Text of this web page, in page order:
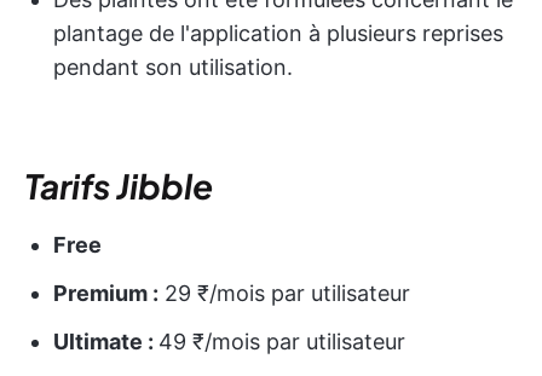
plantage de l'application à plusieurs reprises
pendant son utilisation.
Tarifs Jibble
Free
Premium : 29 ₹/mois par utilisateur
Ultimate : 49 ₹/mois par utilisateur